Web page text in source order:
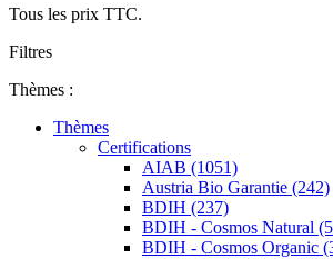
Tous les prix TTC.
Filtres
Thèmes :
Thèmes
Certifications
AIAB (1051)
Austria Bio Garantie (242)
BDIH (237)
BDIH - Cosmos Natural
BDIH - Cosmos Organic